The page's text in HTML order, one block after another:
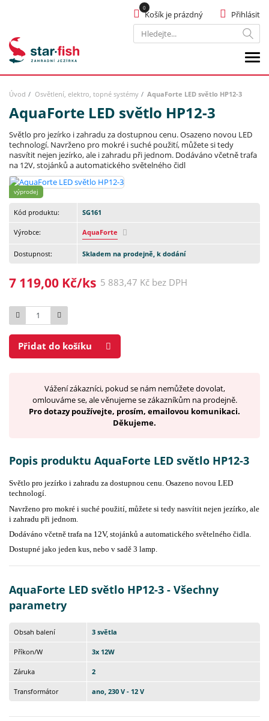
Hledat
Přihlásit
Košík je prázdný
Úvod Osvětlení, elektro, topné systémy AquaForte LED světlo HP12-3
AquaForte LED světlo HP12-3
Světlo pro jezírko i zahradu za dostupnou cenu. Osazeno novou LED
technologí. Navrženo pro mokré i suché použití, můžete si tedy
nasvítit nejen jezírko, ale i zahradu při jednom. Dodáváno včetně trafa
na 12V, stojánků a automatického světelného čidl
výprodej
Kód produktu: SG161
Výrobce: AquaForte
Dostupnost: Skladem na prodejně, k dodání
7 119,00 Kč/ks 5 883,47 Kč bez DPH
Počet
Přidat do košíku
Vážení zákazníci, pokud se nám nemůžete dovolat,
omlouváme se, ale věnujeme se zákazníkům na prodejně.
Pro dotazy používejte, prosím, emailovou komunikaci.
Děkujeme.
Popis produktu AquaForte LED světlo HP12-3
Světlo pro jezírko i zahradu za dostupnou cenu. Osazeno novou LED
technologí.
Navrženo pro mokré i suché použití, můžete si tedy nasvítit nejen jezírko, ale
i zahradu při jednom.
Dodáváno včetně trafa na 12V, stojánků a automatického světelného čidla.
Dostupné jako jeden kus, nebo v sadě 3 lamp.
AquaForte LED světlo HP12-3 - Všechny
parametry
Obsah balení 3 světla
Příkon/W 3x 12W
Záruka 2
Transformátor ano, 230 V - 12 V